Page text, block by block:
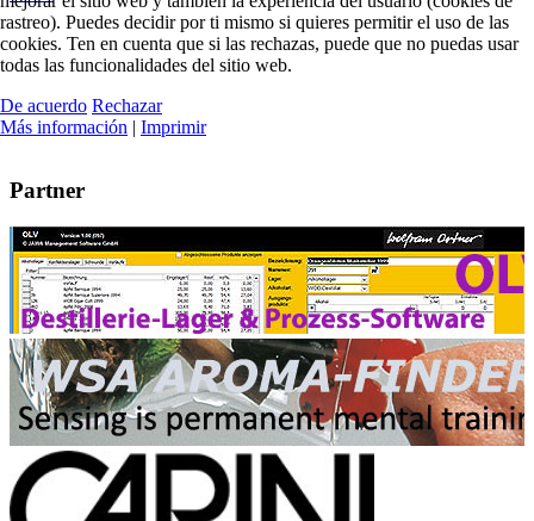
Partner
rastreo). Puedes decidir por ti mismo si quieres permitir el uso de las
cookies. Ten en cuenta que si las rechazas, puede que no puedas usar
todas las funcionalidades del sitio web.
De acuerdo Rechazar
Más información | Imprimir